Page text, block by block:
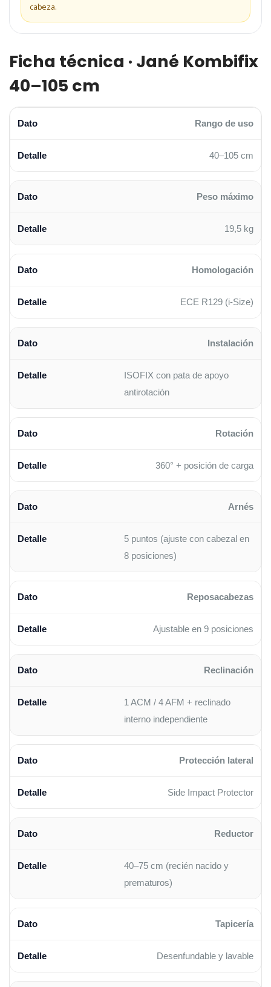
cabeza.
Ficha técnica · Jané Kombifix
40–105 cm
Rango de uso
40–105 cm
Peso máximo
19,5 kg
Homologación
ECE R129 (i-Size)
Instalación
ISOFIX con pata de apoyo
antirotación
Rotación
360° + posición de carga
Arnés
5 puntos (ajuste con cabezal en
8 posiciones)
Reposacabezas
Ajustable en 9 posiciones
Reclinación
1 ACM / 4 AFM + reclinado
interno independiente
Protección lateral
Side Impact Protector
Reductor
40–75 cm (recién nacido y
prematuros)
Tapicería
Desenfundable y lavable